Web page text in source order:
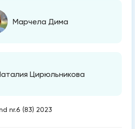
Марчела Дима
Цирюльникова
nr.6 (83) 2023